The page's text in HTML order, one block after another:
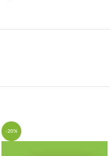
-20%